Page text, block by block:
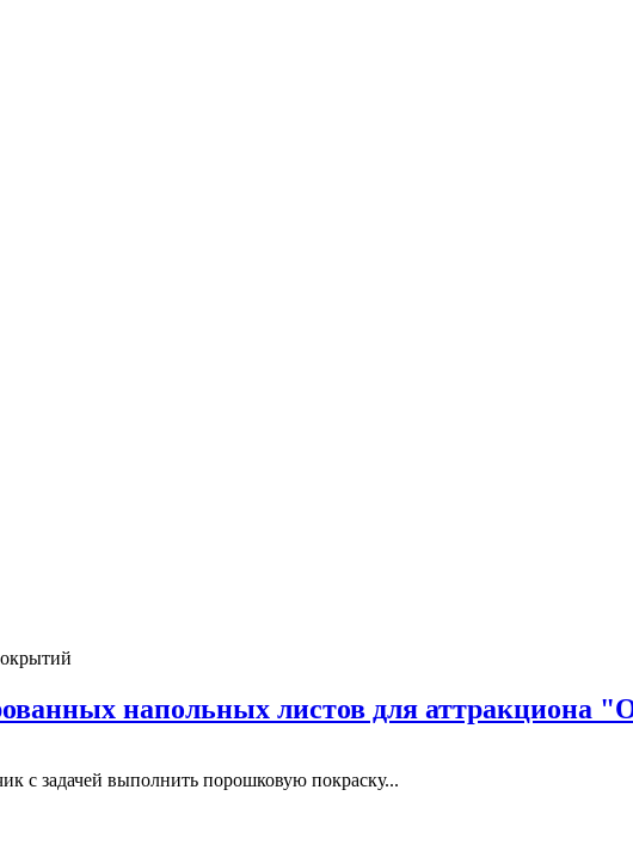
напольных листов для аттракциона
задачей выполнить порошковую покраску...